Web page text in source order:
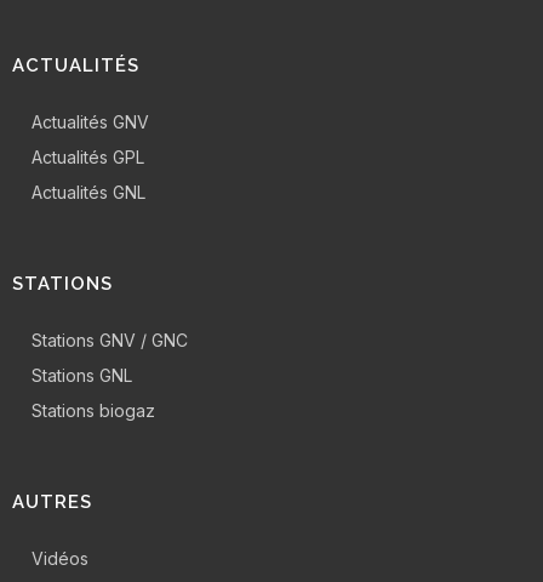
ACTUALITÉS
Actualités GNV
Actualités GPL
Actualités GNL
STATIONS
Stations GNV / GNC
Stations GNL
Stations biogaz
AUTRES
Vidéos